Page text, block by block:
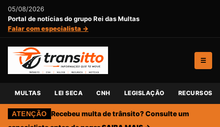
05/08/2026
Portal de notícias do grupo Rei das Multas
Falar com especialista →
☰
MULTAS LEI SECA CNH LEGISLAÇÃO RECURSOS
ATENÇÃO Recebeu multa de trânsito? Consulte um